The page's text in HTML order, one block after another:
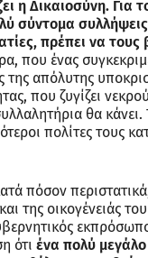
η Δικαιοσύνη. Για
σύντομα
πρέπει να
που ένας
της απόλυτης
που ζυγίζει
θα κάνει.
πολίτες τους
πόσον
της οικογένειάς
ότι ένα πολύ